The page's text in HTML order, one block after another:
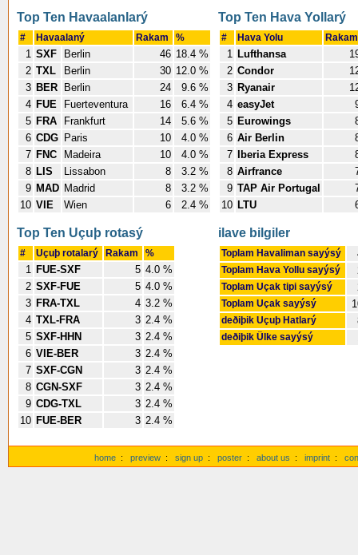
Top Ten Havaalanlarý
# Havaalaný Rakam %
1 SXF Berlin 46 18.4 %
2 TXL Berlin 30 12.0 %
3 BER Berlin 24
9.6 %
4 FUE Fuerteventura 16
6.4 %
5 FRA Frankfurt 14
5.6 %
6 CDG Paris 10
4.0 %
7 FNC Madeira 10
4.0 %
8 LIS Lissabon 8
3.2 %
9 MAD Madrid 8
3.2 %
10 VIE Wien 6 2.4 %
Top Ten Hava Yollarý
# Hava Yolu
1 Lufthansa
2 Condor
3 Ryanair
4 easyJet
5 Eurowings
6 Air Berlin
7
Iberia Express
8 Airfrance
9 TAP Air Portugal
10 LTU
Top Ten Uçuþ rotasý
# Uçuþ rotalarý Rakam %
1 FUE-SXF 5 4.0 %
2 SXF-FUE 5 4.0 %
3 FRA-TXL 4 3.2 %
4 TXL-FRA 3 2.4 %
5 SXF-HHN 3 2.4 %
6 VIE-BER 3 2.4 %
7 SXF-CGN 3 2.4 %
8 CGN-SXF 3 2.4 %
9 CDG-TXL 3 2.4 %
10 FUE-BER 3 2.4 %
ilave bilgiler
Toplam Havaliman sayýsý
Toplam Hava Yollu sayýsý
Toplam Uçak tipi sayýsý
Toplam Uçak sayýsý
deðiþik Uçuþ Hatlarý
deðiþik Ülke sayýsý
home : preview : sign up : poster : about us : imprint :